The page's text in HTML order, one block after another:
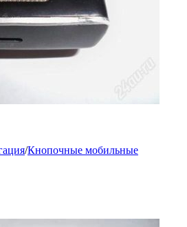
/Кнопочные мобильные